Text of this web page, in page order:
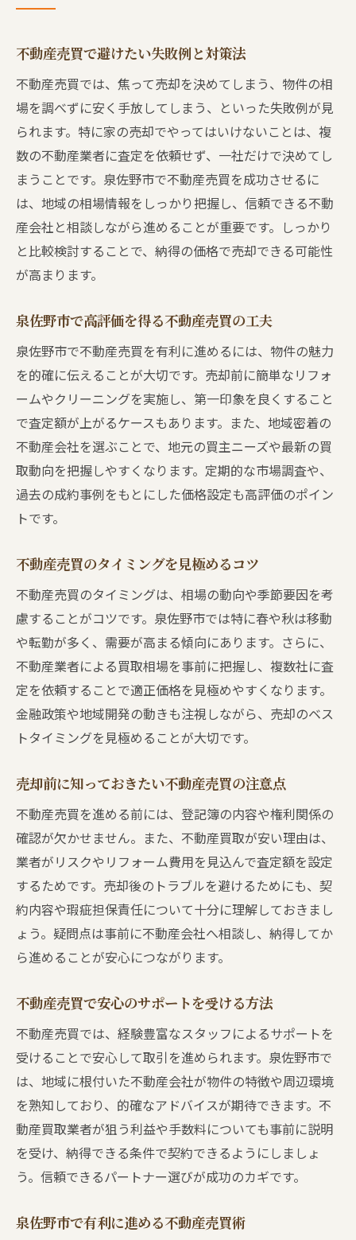
不動産売買で避けたい失敗例と対策法
不動産売買では、焦って売却を決めてしまう、物件の相
場を調べずに安く手放してしまう、といった失敗例が見
られます。特に家の売却でやってはいけないことは、複
数の不動産業者に査定を依頼せず、一社だけで決めてし
まうことです。泉佐野市で不動産売買を成功させるに
は、地域の相場情報をしっかり把握し、信頼できる不動
産会社と相談しながら進めることが重要です。しっかり
と比較検討することで、納得の価格で売却できる可能性
が高まります。
泉佐野市で高評価を得る不動産売買の工夫
泉佐野市で不動産売買を有利に進めるには、物件の魅力
を的確に伝えることが大切です。売却前に簡単なリフォ
ームやクリーニングを実施し、第一印象を良くすること
で査定額が上がるケースもあります。また、地域密着の
不動産会社を選ぶことで、地元の買主ニーズや最新の買
取動向を把握しやすくなります。定期的な市場調査や、
過去の成約事例をもとにした価格設定も高評価のポイン
トです。
不動産売買のタイミングを見極めるコツ
不動産売買のタイミングは、相場の動向や季節要因を考
慮することがコツです。泉佐野市では特に春や秋は移動
や転勤が多く、需要が高まる傾向にあります。さらに、
不動産業者による買取相場を事前に把握し、複数社に査
定を依頼することで適正価格を見極めやすくなります。
金融政策や地域開発の動きも注視しながら、売却のベス
トタイミングを見極めることが大切です。
売却前に知っておきたい不動産売買の注意点
不動産売買を進める前には、登記簿の内容や権利関係の
確認が欠かせません。また、不動産買取が安い理由は、
業者がリスクやリフォーム費用を見込んで査定額を設定
するためです。売却後のトラブルを避けるためにも、契
約内容や瑕疵担保責任について十分に理解しておきまし
ょう。疑問点は事前に不動産会社へ相談し、納得してか
ら進めることが安心につながります。
不動産売買で安心のサポートを受ける方法
不動産売買では、経験豊富なスタッフによるサポートを
受けることで安心して取引を進められます。泉佐野市で
は、地域に根付いた不動産会社が物件の特徴や周辺環境
を熟知しており、的確なアドバイスが期待できます。不
動産買取業者が狙う利益や手数料についても事前に説明
を受け、納得できる条件で契約できるようにしましょ
う。信頼できるパートナー選びが成功のカギです。
泉佐野市で有利に進める不動産売買術